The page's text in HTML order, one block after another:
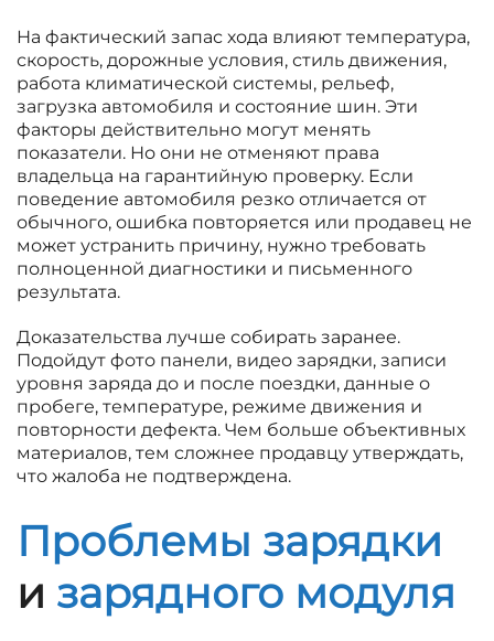
На фактический запас хода влияют температура,
скорость, дорожные условия, стиль движения,
работа климатической системы, рельеф,
загрузка автомобиля и состояние шин. Эти
факторы действительно могут менять
показатели. Но они не отменяют права
владельца на гарантийную проверку. Если
поведение автомобиля резко отличается от
обычного, ошибка повторяется или продавец не
может устранить причину, нужно требовать
полноценной диагностики и письменного
результата.
Доказательства лучше собирать заранее.
Подойдут фото панели, видео зарядки, записи
уровня заряда до и после поездки, данные о
пробеге, температуре, режиме движения и
повторности дефекта. Чем больше объективных
материалов, тем сложнее продавцу утверждать,
что жалоба не подтверждена.
Проблемы зарядки
и зарядного модуля